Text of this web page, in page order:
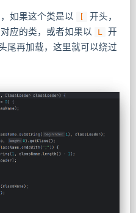
如果这个类是以
​ 开头，
应的类，或者如果以
L
​ 开
尾再加载，这里就可以绕过